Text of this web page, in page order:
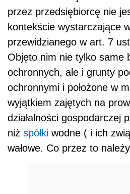
przez przedsiębiorcę nie
kontekście wystarczające
przewidzianego w art. 7
Objęto nim nie tylko same
ochronnych, ale i grunty
ochronnymi i położone w
wyjątkiem zajętych na
działalności gospodarczej
niż spółki wodne ( i ich
wałowe. Co przez to